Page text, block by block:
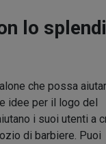
lo
che possa
idee per il logo del
i suoi utenti a
di barbiere. Puoi